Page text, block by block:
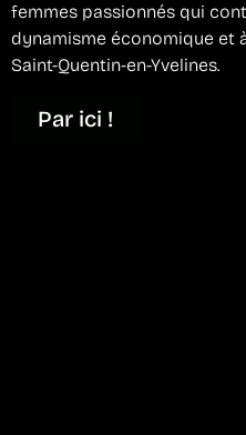
femmes passionnés qui
dynamisme économique et
Saint-Quentin-en-Yvelines.
Par ici !